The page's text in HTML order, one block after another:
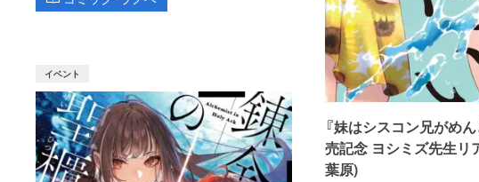
『妹はシスコン兄がめ
売記念 ヨシミズ先生リ
葉原)
イベント